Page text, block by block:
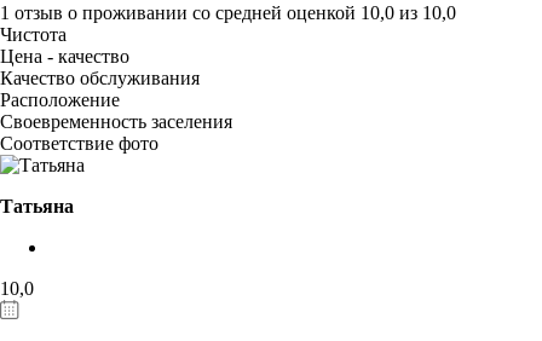
1 отзыв о проживании со средней оценкой 10,0 из 10,0
Чистота
Цена - качество
Качество обслуживания
Расположение
Своевременность заселения
Соответствие фото
Татьяна
10,0